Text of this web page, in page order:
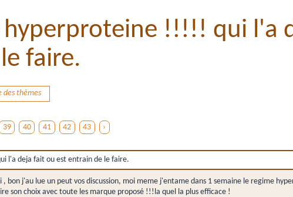
hyperproteine !!!!! qui l'a
faire.
des thèmes
39 40 41 42 43 ›
l'a deja fait ou est entrain de le faire.
, bon j'au lue un peut vos discussion, moi meme j'entame dans 1 semaine le regime
son choix avec toute les marque proposé !!!la quel la plus efficace !